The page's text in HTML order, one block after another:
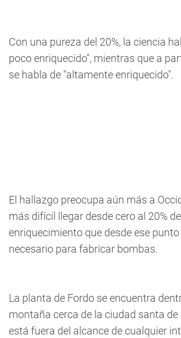
Con una pureza del 20%, la ciencia
poco enriquecido", mientras que a
se habla de "altamente enriquecido".
El hallazgo preocupa aún más a
más difícil llegar desde cero al 20% de
enriquecimiento que desde ese punto
necesario para fabricar bombas.
La planta de Fordo se encuentra
montaña cerca de la ciudad santa de
está fuera del alcance de cualquier